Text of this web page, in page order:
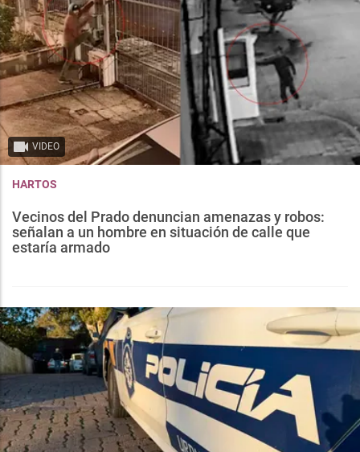
VIDEO
HARTOS
Vecinos del Prado denuncian amenazas y robos:
señalan a un hombre en situación de calle que
estaría armado